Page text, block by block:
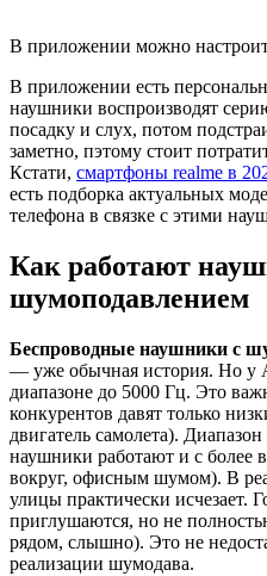
В приложении можно
В приложении есть
наушники воспроизводят
посадку и слух, потом
заметно, пэтому стоит
Кстати, смартфоны realme в
есть подборка актуальных
телефона в связке с этими
Как работают
шумоподавлением
Беспроводные наушники с
— уже обычная история. Но у
диапазоне до 5000 Гц. Это
конкурентов давят только
двигатель самолета).
наушники работают и с более
вокруг, офисным шумом). В
улицы практически исчезает.
приглушаются, но не
рядом, слышно). Это не
реализации шумодава.